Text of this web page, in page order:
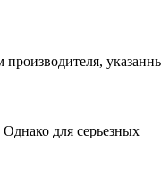
для серьезных